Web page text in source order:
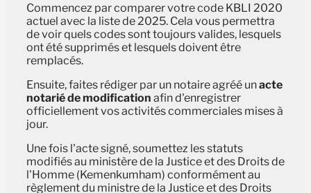
Commencez par comparer votre code KBLI 2020
actuel avec la liste de 2025. Cela vous permettra
de voir quels codes sont toujours valides, lesquels
ont été supprimés et lesquels doivent être
remplacés.
Ensuite, faites rédiger par un notaire agréé unacte
notarié de modification afin d'enregistrer
officiellement vos activités commerciales mises à
jour.
Une fois l'acte signé, soumettez les statuts
modifiés au ministère de la Justice et des Droits de
l'Homme (Kemenkumham) conformément au
règlement du ministre de la Justice et des Droits